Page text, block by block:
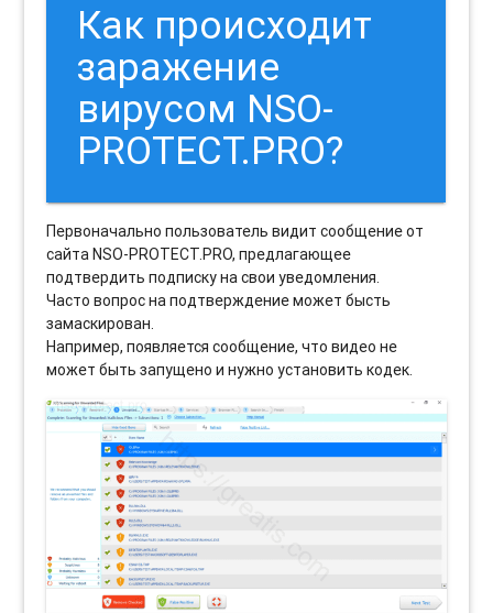
Как происходит
заражение
вирусом NSO-
PROTECT.PRO?
Первоначально пользователь видит сообщение от
сайта NSO-PROTECT.PRO, предлагающее
подтвердить подписку на свои уведомления.
Часто вопрос на подтверждение может бысть
замаскирован.
Например, появляется сообщение, что видео не
может быть запущено и нужно установить кодек.